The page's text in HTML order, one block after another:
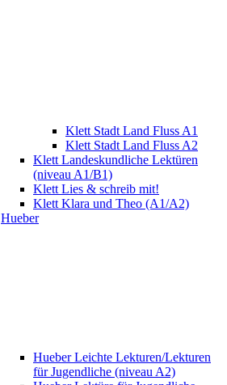
Klett Stadt Land Fluss A1
Klett Stadt Land Fluss A2
Klett Landeskundliche Lektüren
(niveau A1/B1)
Klett Lies & schreib mit!
Klett Klara und Theo (A1/A2)
Hueber
Hueber Leichte Lekturen/Lekturen
für Jugendliche (niveau A2)